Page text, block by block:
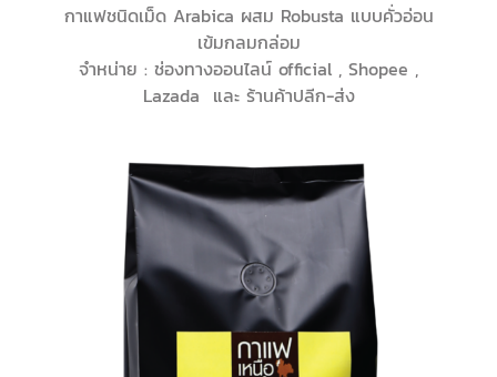
กาแฟชนิดเม็ด Arabica ผสม Robusta แบบคั่วอ่อน
เข้มกลมกล่อม
จำหน่าย : ช่องทางออนไลน์ official , Shopee ,
Lazada และ ร้านค้าปลีก-ส่ง